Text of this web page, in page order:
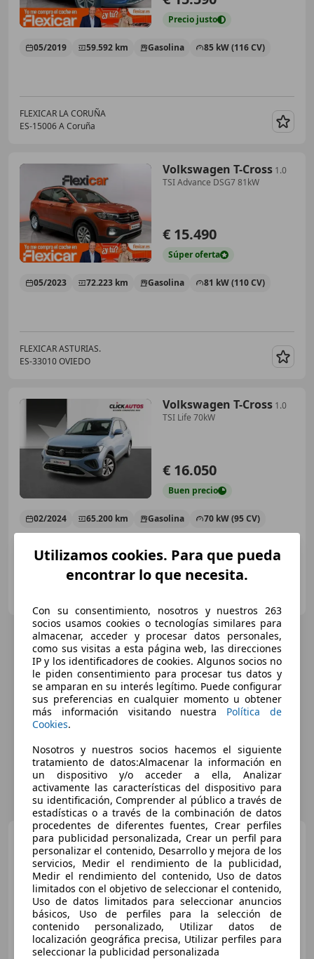
Precio justo
05/2019 59.592 km Gasolina 85 kW (116 CV)
FLEXICAR LA CORUÑA
ES-15006 A Coruña
Volkswagen T-Cross 1.0
TSI Advance DSG7 81kW
€ 15.490
Súperoferta
05/2023 72.223 km Gasolina 81 kW (110 CV)
FLEXICAR ASTURIAS.
ES-33010 OVIEDO
Volkswagen T-Cross 1.0
TSI Life 70kW
€ 16.050
Buen precio
02/2024 65.200 km Gasolina 70 kW (95 CV)
Volkswagen T-Cross 1.0
TSI Advance 81kW
€ 13.970
Súper oferta
04/2022 118.000 km Gasolina 81 kW (110 CV)
Utilizamos cookies. Para que pueda
encontrar lo que necesita.
Con su consentimiento, nosotros y nuestros 263
socios usamos cookies o tecnologías similares para
almacenar, acceder y procesar datos personales,
como sus visitas a esta página web, las direcciones
IP y los identificadores de cookies. Algunos socios no
le piden consentimiento para procesar tus datos y
se amparan en su interés legítimo. Puede configurar
sus preferencias en cualquier momento u obtener
más información visitando nuestra Política de
Cookies.
Nosotros y nuestros socios hacemos el siguiente
tratamiento de datos:Almacenar la información en
un dispositivo y/o acceder a ella, Analizar
activamente las características del dispositivo para
su identificación, Comprender al público a través de
estadísticas o a través de la combinación de datos
procedentes de diferentes fuentes, Crear perfiles
para publicidad personalizada, Crear un perfil para
personalizar el contenido, Desarrollo y mejora de los
servicios, Medir el rendimiento de la publicidad,
Medir el rendimiento del contenido, Uso de datos
limitados con el objetivo de seleccionar el contenido,
Uso de datos limitados para seleccionar anuncios
básicos, Uso de perfiles para la selección de
contenido personalizado, Utilizar datos de
localización geográfica precisa, Utilizar perfiles para
seleccionar la publicidad personalizada